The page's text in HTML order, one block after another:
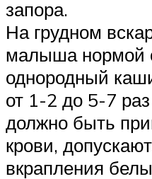
запора.
На грудном
малыша нормой
однородный
от 1-2 до 5-7
должно быть
крови,
вкрапления